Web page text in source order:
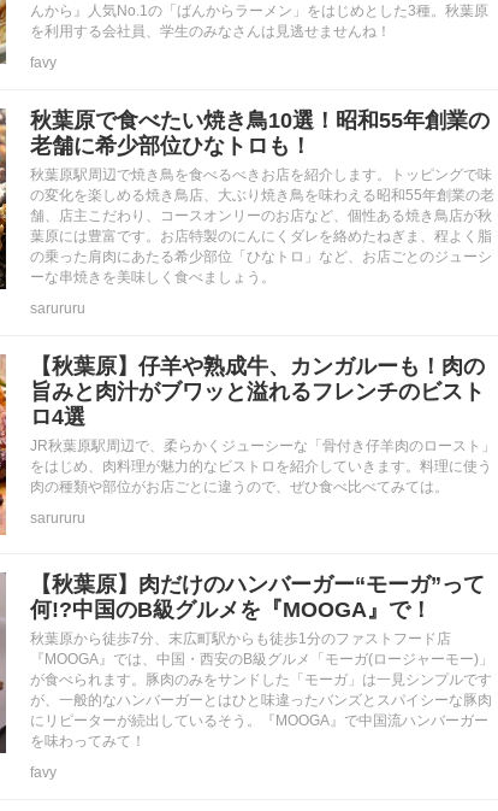
んから』人気No.1の「ばんからラーメン」をはじめとした3種。秋葉原
を利用する会社員、学生のみなさんは見逃せませんね！
favy
秋葉原で食べたい焼き鳥10選！昭和55年創業の
老舗に希少部位ひなトロも！
秋葉原駅周辺で焼き鳥を食べるべきお店を紹介します。トッピングで味
の変化を楽しめる焼き鳥店、大ぶり焼き鳥を味わえる昭和55年創業の老
舗、店主こだわり、コースオンリーのお店など、個性ある焼き鳥店が秋
葉原には豊富です。お店特製のにんにくダレを絡めたねぎま、程よく脂
の乗った肩肉にあたる希少部位「ひなトロ」など、お店ごとのジューシ
ーな串焼きを美味しく食べましょう。
sarururu
【秋葉原】仔羊や熟成牛、カンガルーも！肉の
旨みと肉汁がブワッと溢れるフレンチのビスト
ロ4選
JR秋葉原駅周辺で、柔らかくジューシーな「骨付き仔羊肉のロースト」
をはじめ、肉料理が魅力的なビストロを紹介していきます。料理に使う
肉の種類や部位がお店ごとに違うので、ぜひ食べ比べてみては。
sarururu
【秋葉原】肉だけのハンバーガー“モーガ”って
何!?中国のB級グルメを『MOOGA』で！
秋葉原から徒歩7分、末広町駅からも徒歩1分のファストフード店
『MOOGA』では、中国・西安のB級グルメ「モーガ(ロージャーモー)」
が食べられます。豚肉のみをサンドした「モーガ」は一見シンプルです
が、一般的なハンバーガーとはひと味違ったバンズとスパイシーな豚肉
にリピーターが続出しているそう。『MOOGA』で中国流ハンバーガー
を味わってみて！
favy